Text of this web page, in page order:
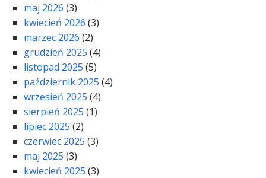
maj 2026 (3)
kwiecień 2026 (3)
marzec 2026 (2)
grudzień 2025 (4)
listopad 2025 (5)
październik 2025 (4)
wrzesień 2025 (4)
sierpień 2025 (1)
lipiec 2025 (2)
czerwiec 2025 (3)
maj 2025 (3)
kwiecień 2025 (3)